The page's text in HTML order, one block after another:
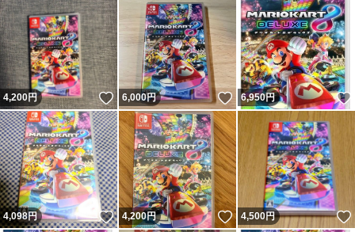
4,200円 いいね！
6,000円 いいね！
6,950円
4,098円 いいね！
4,200円 いいね！
4,500円